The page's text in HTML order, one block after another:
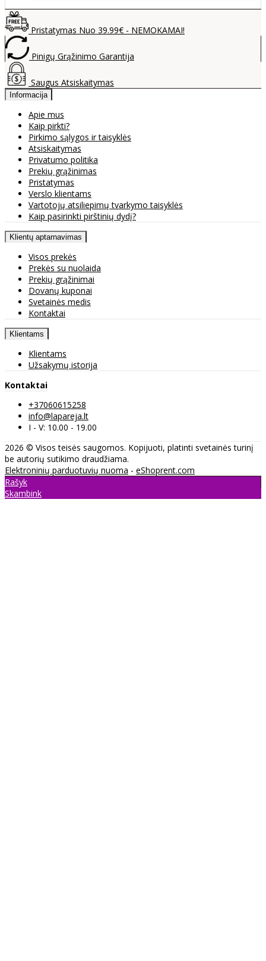
Pristatymas Nuo 39.99€ - NEMOKAMAI!
Pinigų Grąžinimo Garantija
Saugus Atsiskaitymas
Informacija
Apie mus
Kaip pirkti?
Pirkimo sąlygos ir taisyklės
Atsiskaitymas
Privatumo politika
Prekių grąžinimas
Pristatymas
Verslo klientams
Vartotojų atsiliepimų tvarkymo taisyklės
Kaip pasirinkti pirštinių dydį?
Klientų aptarnavimas
Visos prekės
Prekės su nuolaida
Prekių grąžinimai
Dovanų kuponai
Svetainės medis
Kontaktai
Klientams
Klientams
Užsakymų istorija
Kontaktai
+37060615258
info@lapareja.lt
I - V: 10.00 - 19.00
2026 © Visos teisės saugomos. Kopijuoti, platinti svetainės turinį
be autorių sutikimo draudžiama.
Elektroninių parduotuvių nuoma - eShoprent.com
Rašyk
Skambink